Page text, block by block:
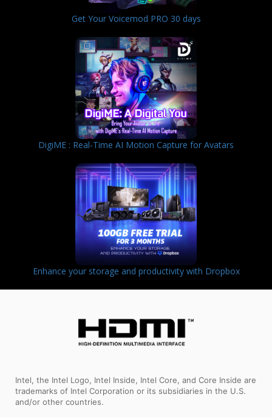
Get Your Voicemod PRO 30 days
DigiME : Real-Time AI Motion Capture for Avatars
Enhance your storage and productivity with Dropbox
Intel, the Intel Logo, Intel Inside, Intel Core, and Core Inside are
trademarks of Intel Corporation or its subsidiaries in the U.S.
and/or other countries.